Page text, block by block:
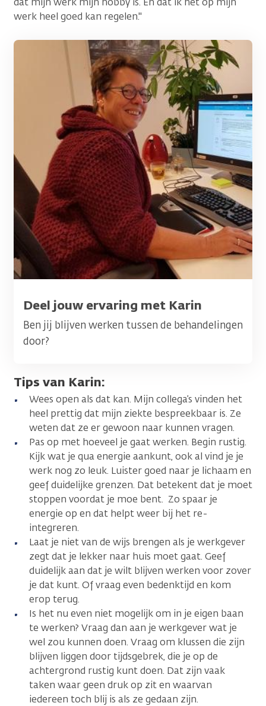
werk heel goed kan regelen."
Afbeelding
Titel
Deel jouw ervaring met Karin
Ben jij blijven werken tussen de behandelingen
door?
Tips van Karin:
Wees open als dat kan. Mijn collega’s vinden het
heel prettig dat mijn ziekte bespreekbaar is. Ze
weten dat ze er gewoon naar kunnen vragen.
Pas op met hoeveel je gaat werken. Begin rustig.
Kijk wat je qua energie aankunt, ook al vind je je
werk nog zo leuk. Luister goed naar je lichaam en
geef duidelijke grenzen. Dat betekent dat je moet
stoppen voordat je moe bent. Zo spaar je
energie op en dat helpt weer bij het re-
integreren.
Laat je niet van de wijs brengen als je werkgever
zegt dat je lekker naar huis moet gaat. Geef
duidelijk aan dat je wilt blijven werken voor zover
je dat kunt. Of vraag even bedenktijd en kom
erop terug.
Is het nu even niet mogelijk om in je eigen baan
te werken? Vraag dan aan je werkgever wat je
wel zou kunnen doen. Vraag om klussen die zijn
blijven liggen door tijdsgebrek, die je op de
achtergrond rustig kunt doen. Dat zijn vaak
taken waar geen druk op zit en waarvan
iedereen toch blij is als ze gedaan zijn.